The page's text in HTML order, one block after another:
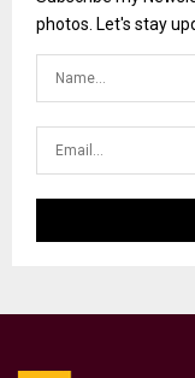
photos. Let's stay